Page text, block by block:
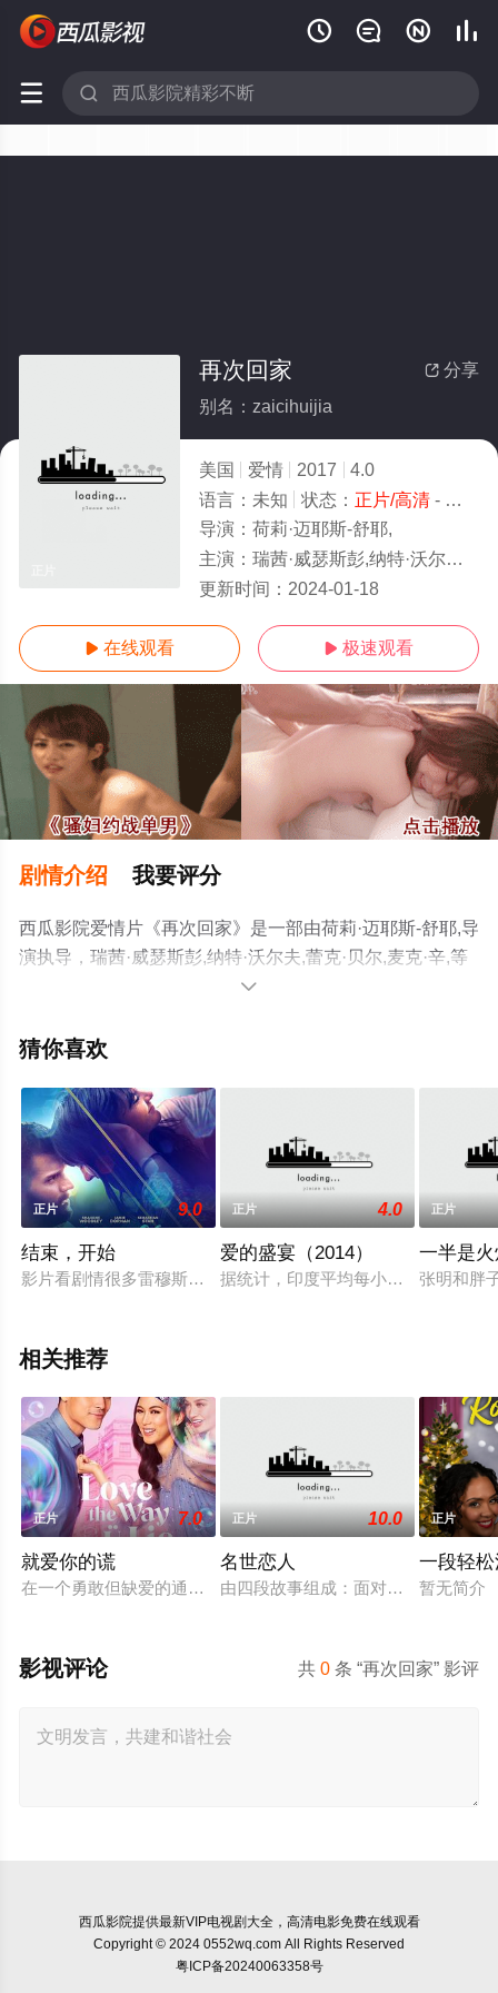
   
 
 分享
再次回家
别名：zaicihuijia
美国 爱情 2017
4.0
语言： 未知 状态： 正片/高清- 免费在线观看
导演： 荷莉·迈耶斯-舒耶,
主演： 瑞茜·威瑟斯彭,纳特·沃尔夫,蕾克·贝尔,麦克·辛,
更新时间： 2024-01-18
 在线观看  极速观看
剧情介绍 我要评分
西瓜影院爱情片《再次回家》是一部由荷莉·迈耶斯-舒耶,导
演执导，瑞茜·威瑟斯彭,纳特·沃尔夫,蕾克·贝尔,麦克·辛,等
演员精彩演绎的美国电影，手机免费观看高清未删减完整
影、电视猫或剧情网等平台了解。

猜你喜欢
正片 9.0
结束，开始
影片看剧情很多雷穆斯，他也和小说家Jardine Libaire一起写剧本
正片 4.0
爱的盛宴（2014）
据统计，印度平均每小时就有一个女
正片
一半是
张明和胖
相关推荐
正片 7.0
就爱你的谎
在一个勇敢但缺爱的通灵女子的帮助下，一位死去的妻子试图帮
正片 10.0
名世恋人
由四段故事组成：面对辞职无所事事
正片
一段轻
暂无简介
共0 条 “再次回家” 影评
影视评论
西瓜影院提供最新VIP电视剧大全，高清电影免费在线观看
Copyright © 2024 0552wq.com All Rights Reserved
粤ICP备20240063358号